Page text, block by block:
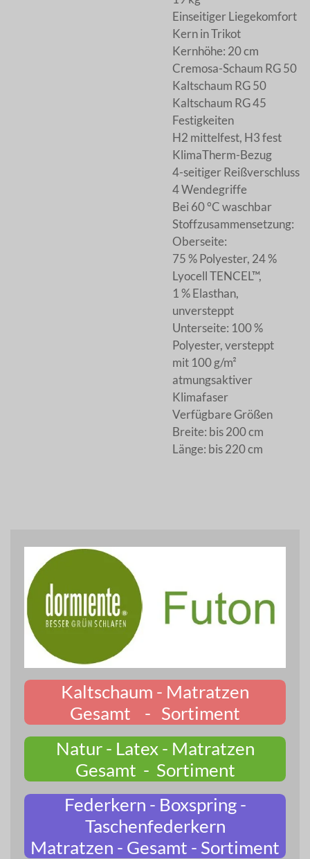
Einseitiger Liegekomfort
Kern in Trikot
Kernhöhe: 20 cm
Cremosa-Schaum RG 50
Kaltschaum RG 50
Kaltschaum RG 45
Festigkeiten
H2 mittelfest, H3 fest
KlimaTherm-Bezug
4-seitiger Reißverschluss
4 Wendegriffe
Bei 60 °C waschbar
Stoffzusammensetzung:
Oberseite:
75 % Polyester, 24 %
Lyocell TENCEL™,
1 % Elasthan,
unversteppt
Unterseite: 100 %
Polyester, versteppt
mit 100 g/m²
atmungsaktiver
Klimafaser
Verfügbare Größen
Breite: bis 200 cm
Länge: bis 220 cm
Kaltschaum - Matratzen
Gesamt - Sortiment
Natur - Latex - Matratzen
Gesamt - Sortiment
Federkern - Boxspring -
Taschenfederkern
Matratzen - Gesamt - Sortiment